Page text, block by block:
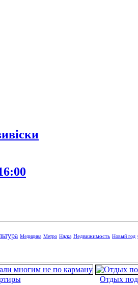
Медицина Метро Наука Недвижимость Новый год
Отдых